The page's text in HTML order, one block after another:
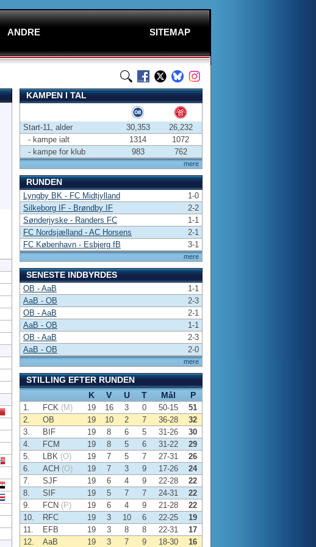
ANDRE SITEMAP
KAMPEN I TAL
mere
Start-11, alder 30,353
26,232
- kampe ialt
1314
1072
- kampe for klub
983 762
RUNDEN
mere
Lyngby BK - FC Midtjylland
1-0
Silkeborg IF - Brøndby IF
2-2
Sønderjyske - Randers FC
1-1
FC Nordsjælland - AC Horsens
2-1
FC København - Esbjerg fB
3-1
SENESTE INDBYRDES
mere
OB - AaB
1-1
AaB - OB
2-3
OB - AaB
2-1
AaB - OB
1-1
OB - AaB
2-3
AaB - OB
2-0
STILLING EFTER RUNDEN
K
V U T Mål P
1. FCK (M) 19 16 3 0 50-15
51
2.
OB 19 10 2 7 36-28
32
3.
BIF 19 8 6 5 31-26
30
4.
FCM 19 8 5 6 31-22
29
5.
LBK (O) 19 7 5 7 27-31
26
6.
ACH (O) 19 7 3 9 17-26
24
7.
SJF 19 6 4 9 22-28
22
8.
SIF 19 5 7 7 24-31
22
9.
FCN (P) 19 6 4 9 21-28
22
10.
RFC 19 3 10 6 22-25
19
11.
EFB 19 3 8 8 22-31
17
12.
AaB 19 3 7 9 18-30 16